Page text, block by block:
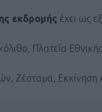
εκδρομής έχει ως
Πλατεία
Ζέσταμα, Εκκίνηση